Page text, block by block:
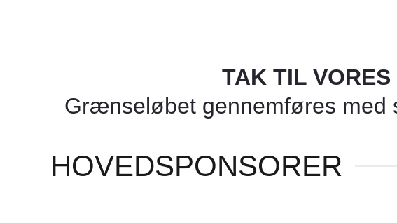
TAK TIL
Grænseløbet gennemføres med
HOVEDSPONSORER